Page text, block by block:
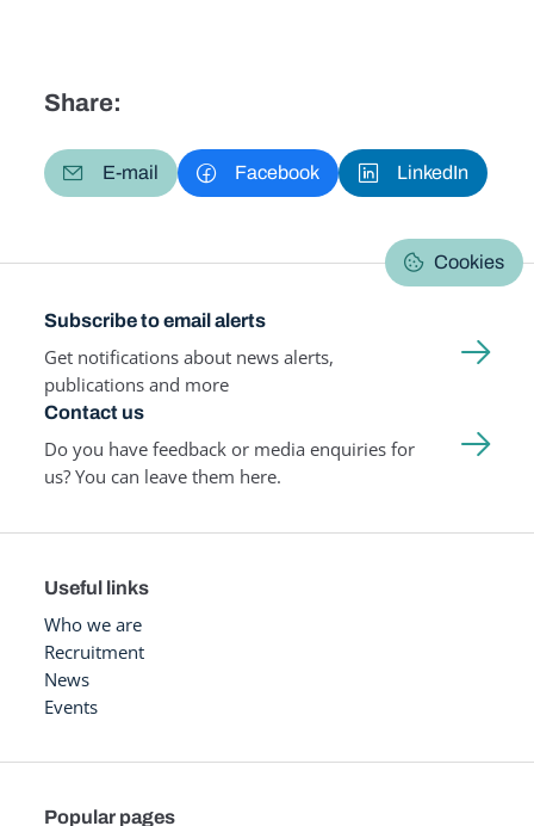
Share:
E-mail Facebook LinkedIn
Cookies
Subscribe to email alerts
Get notifications about news alerts,
publications and more
Contact us
Do you have feedback or media enquiries for
us? You can leave them here.
Useful links
Who we are
Recruitment
News
Events
Popular pages